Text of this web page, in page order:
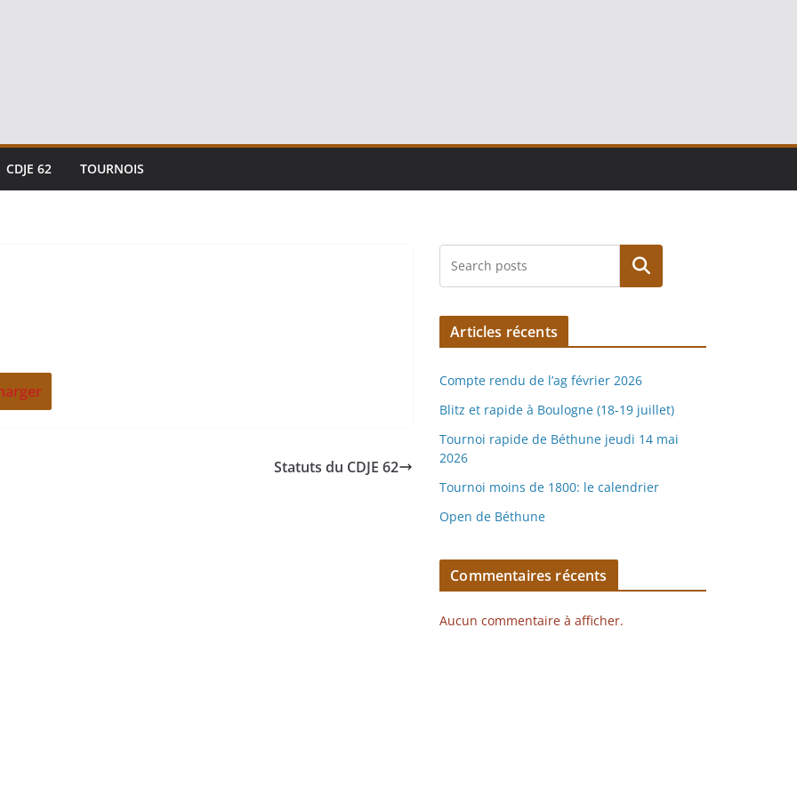
CDJE 62 TOURNOIS
Statuts du CDJE 62
Rechercher
Articles récents
Compte rendu de l’ag février 2026
Blitz et rapide à Boulogne (18-19 juillet)
Tournoi rapide de Béthune jeudi 14 mai
2026
Tournoi moins de 1800: le calendrier
Open de Béthune
Commentaires récents
Aucun commentaire à afficher.